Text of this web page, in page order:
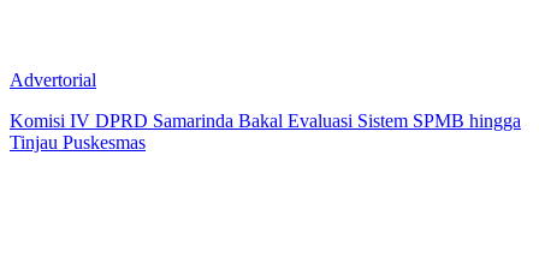
Advertorial
Komisi IV DPRD Samarinda Bakal Evaluasi Sistem SPMB hingga
Tinjau Puskesmas